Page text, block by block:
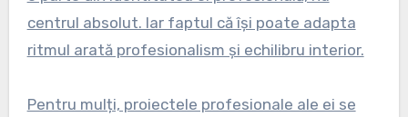
centrul absolut. Iar faptul că își poate adapta
ritmul arată profesionalism și echilibru interior.
Pentru mulți, proiectele profesionale ale ei se